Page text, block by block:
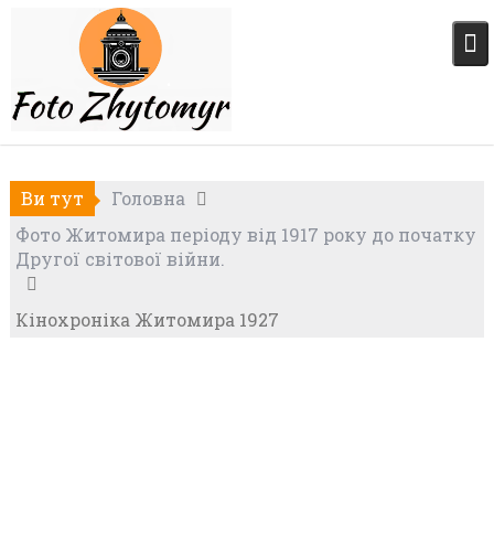
Ви тут
Головна
Фото Житомира періоду від 1917 року до початку
Другої світової війни.
Кінохроніка Житомира 1927